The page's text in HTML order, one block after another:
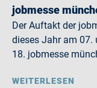
jobmesse
Der Auftakt der
dieses Jahr am 07.
18. jobmesse
WEITERLESEN